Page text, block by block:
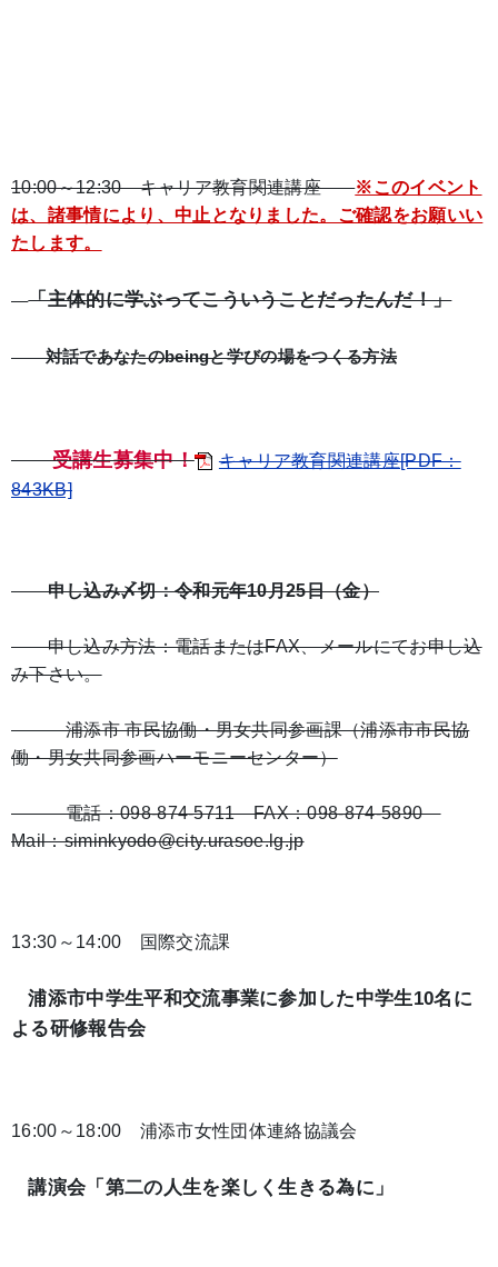
10:00～12:30 キャリア教育関連講座※このイベント
は、諸事情により、中止となりました。ご確認をお願いい
たします。
「主体的に学ぶってこういうことだったんだ！」
対話であなたのbeingと学びの場をつくる方法
受講生募集中！
キャリア教育関連講座[PDF：
843KB]
申し込み〆切：令和元年10月25日（金）
申し込み方法：電話またはFAX、メールにてお申し込
み下さい。
浦添市 市民協働・男女共同参画課（浦添市市民協
働・男女共同参画ハーモニーセンター）
電話：098-874-5711 FAX：098-874-5890
Mail：siminkyodo@city.urasoe.lg.jp
13:30～14:00 国際交流課
浦添市中学生平和交流事業に参加した中学生10名に
よる研修報告会
16:00～18:00 浦添市女性団体連絡協議会
講演会「第二の人生を楽しく生きる為に」